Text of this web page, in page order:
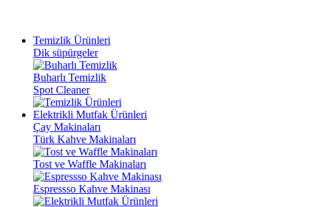
Temizlik Ürünleri
Dik süpürgeler
Buharlı Temizlik
Spot Cleaner
Elektrikli Mutfak Ürünleri
Çay Makinaları
Türk Kahve Makinaları
Tost ve Waffle Makinaları
Espressso Kahve Makinası